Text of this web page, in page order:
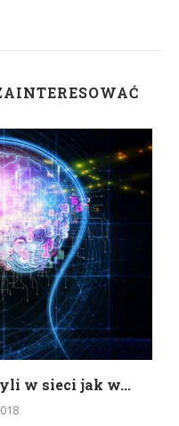
w sieci jak w...